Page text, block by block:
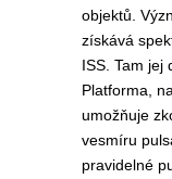
objektů.
získává
ISS. Tam jej
Platforma,
umožňuje
vesmíru
pravidelné